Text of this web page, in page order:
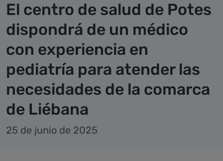
El centro de salud de Potes
dispondrá de un médico
con experiencia en
pediatría para atender las
necesidades de la comarca
de Liébana
25 de junio de 2025